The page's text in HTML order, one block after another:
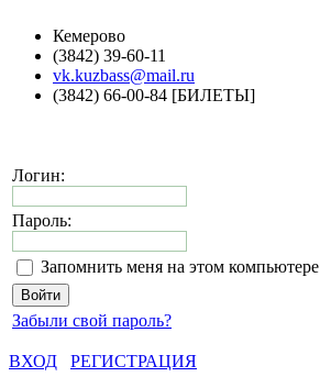
Кемерово
(3842) 39-60-11
vk.kuzbass@mail.ru
(3842) 66-00-84 [БИЛЕТЫ]
Логин:
Пароль:
Запомнить меня на этом компьютере
Забыли свой пароль?
ВХОД
РЕГИСТРАЦИЯ